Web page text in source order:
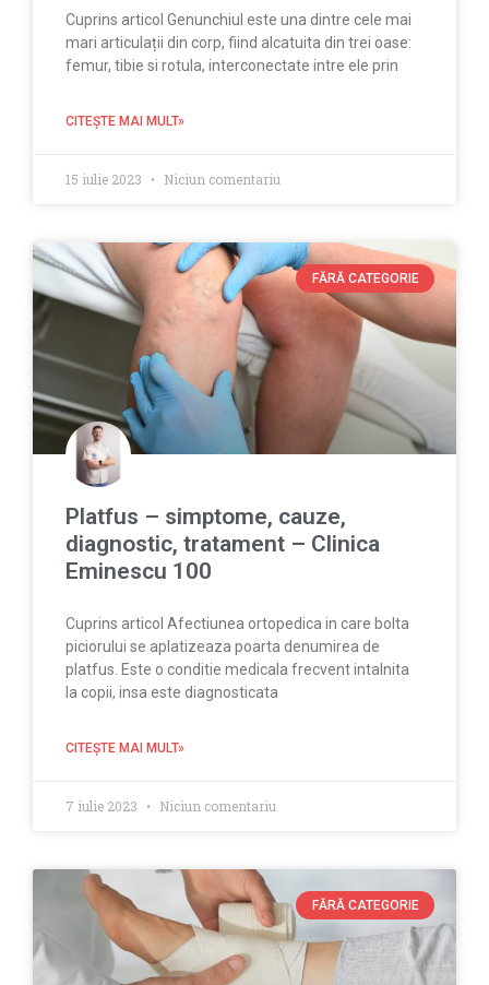
Cuprins articol Genunchiul este una dintre cele mai
mari articulații din corp, fiind alcatuita din trei oase:
femur, tibie si rotula, interconectate intre ele prin
CITEŞTE MAI MULT»
15 iulie 2023 Niciun comentariu
FĂRĂ CATEGORIE
Platfus – simptome, cauze,
diagnostic, tratament – Clinica
Eminescu 100
Cuprins articol Afectiunea ortopedica in care bolta
piciorului se aplatizeaza poarta denumirea de
platfus. Este o conditie medicala frecvent intalnita
la copii, insa este diagnosticata
CITEŞTE MAI MULT»
7 iulie 2023 Niciun comentariu
FĂRĂ CATEGORIE